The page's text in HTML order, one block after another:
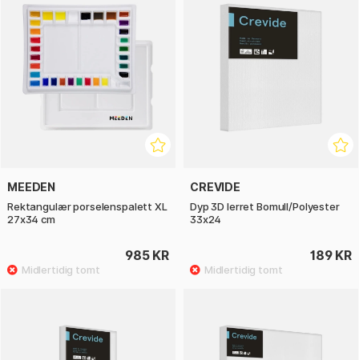
MEEDEN
Rektangulær porselenspalett XL
27x34 cm
985 KR
CREVIDE
Dyp 3D lerret Bomull/Polyester
33x24
189 KR